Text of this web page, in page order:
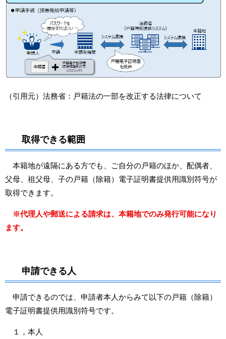
（引用元）法務省：戸籍法の一部を改正する法律について
取得できる範囲
本籍地が遠隔にある方でも、ご自分の戸籍のほか、配偶者、
父母、祖父母、子の戸籍（除籍）電子証明書提供用識別符号が
取得できます。
※代理人や郵送による請求は、本籍地でのみ発行可能になり
ます。
申請できる人
申請できるのでは、申請者本人からみて以下の戸籍（除籍）
電子証明書提供用識別符号です。
１，本人